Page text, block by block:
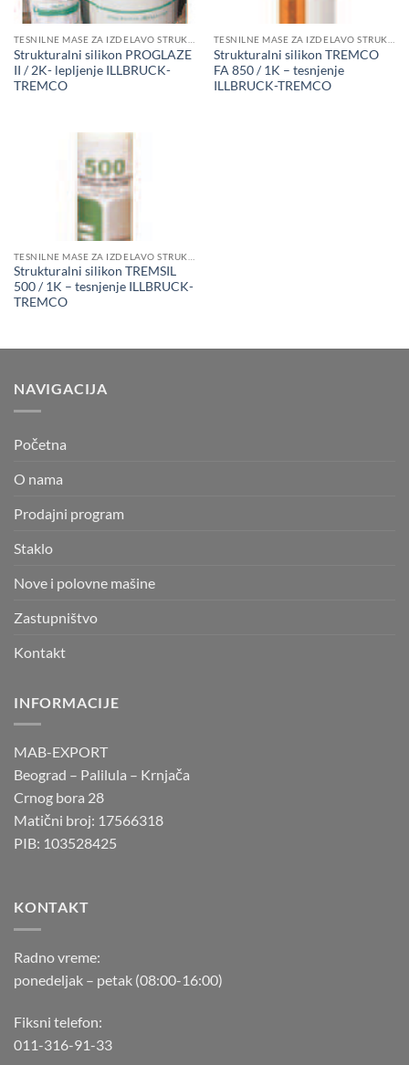
Strukturalni silikon PROGLAZE
II / 2K- lepljenje ILLBRUCK-
TREMCO
Strukturalni silikon TREMCO
FA 850 / 1K – tesnjenje
ILLBRUCK-TREMCO
Strukturalni silikon TREMSIL
500 / 1K – tesnjenje ILLBRUCK-
TREMCO
NAVIGACIJA
Početna
O nama
Prodajni program
Staklo
Nove i polovne mašine
Zastupništvo
Kontakt
INFORMACIJE
MAB-EXPORT
Beograd – Palilula – Krnjača
Crnog bora 28
Matični broj: 17566318
PIB: 103528425
KONTAKT
Radno vreme:
ponedeljak – petak (08:00-16:00)
Fiksni telefon:
011-316-91-33